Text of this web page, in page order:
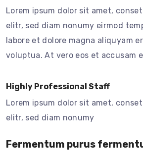
Lorem ipsum dolor sit amet,
elitr, sed diam nonumy eirmod
labore et dolore magna aliquyam
voluptua. At vero eos et accusam
Highly Professional Staff
Lorem ipsum dolor sit amet,
elitr, sed diam nonumy
Fermentum purus